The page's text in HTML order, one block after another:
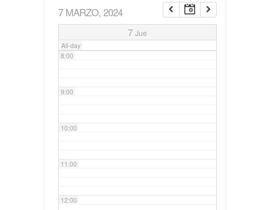
7 MARZO, 2024
7 Jue
All-day
7:00
8:00
9:00
10:00
11:00
12:00